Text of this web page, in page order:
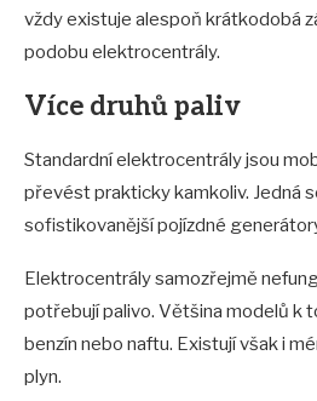
vždy existuje alespoň krátkodobá
podobu elektrocentrály.
Více druhů paliv
Standardní elektrocentrály jsou
převést prakticky kamkoliv. Jedná
sofistikovanější pojízdné
Elektrocentrály samozřejmě
potřebují palivo. Většina modelů k
benzín nebo naftu. Existují však i
plyn.